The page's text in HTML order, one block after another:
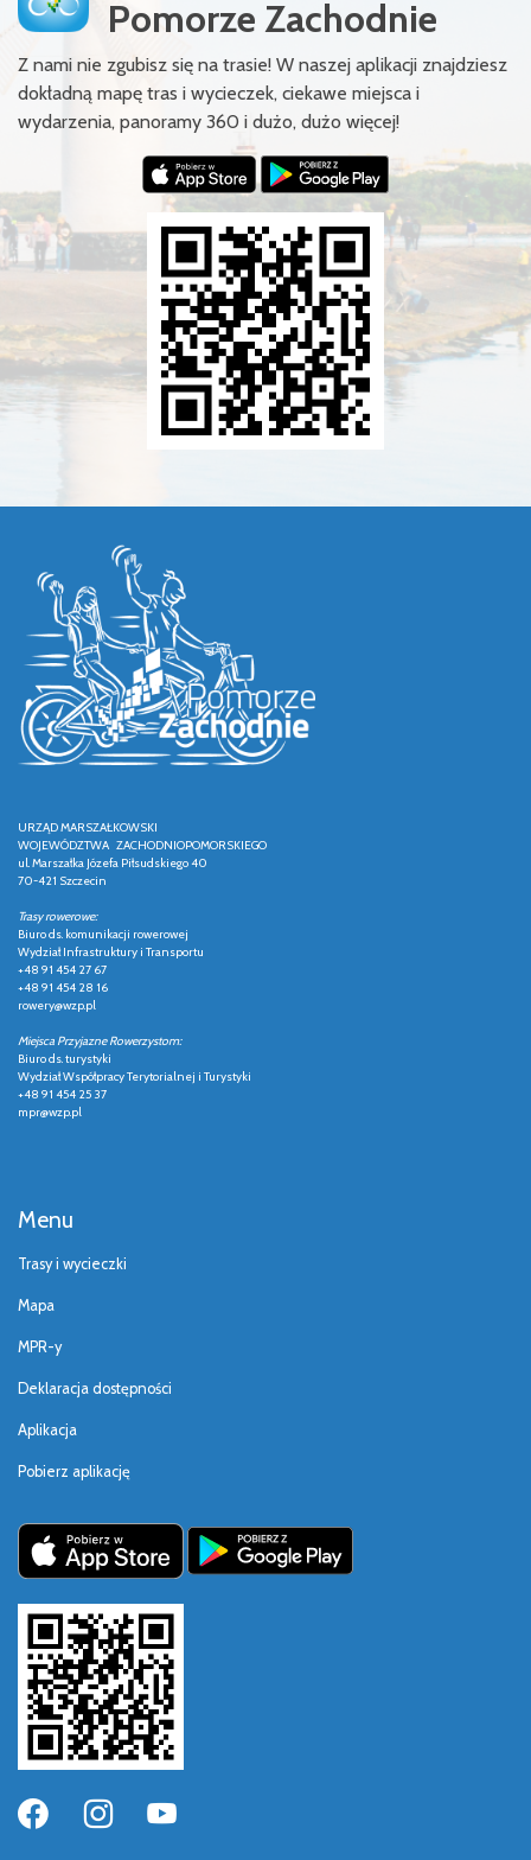
Pomorze Zachodnie
Z nami nie zgubisz się na trasie! W naszej aplikacji znajdziesz
dokładną mapę tras i wycieczek, ciekawe miejsca i
wydarzenia, panoramy 360 i dużo, dużo więcej!
URZĄD MARSZAŁKOWSKI
WOJEWÓDZTWA ZACHODNIOPOMORSKIEGO
ul. Marszałka Józefa Piłsudskiego 40
70-421 Szczecin
Trasy rowerowe:
Biuro ds. komunikacji rowerowej
Wydział Infrastruktury i Transportu
+48 91 454 27 67
+48 91 454 28 16
rowery@wzp.pl
Miejsca Przyjazne Rowerzystom:
Biuro ds. turystyki
Wydział Współpracy Terytorialnej i Turystyki
+48 91 454 25 37
mpr@wzp.pl
Menu
Trasy i wycieczki
Mapa
MPR-y
Deklaracja dostępności
Aplikacja
Pobierz aplikację